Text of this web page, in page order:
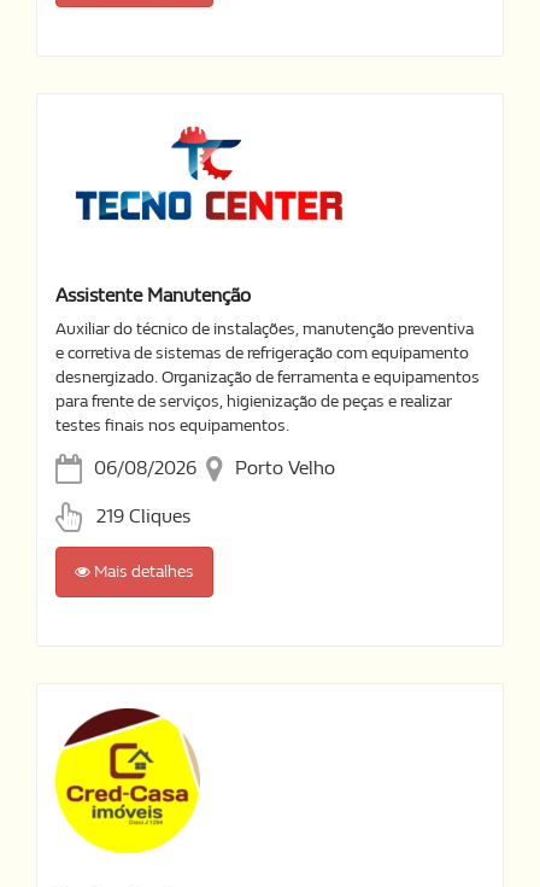
Assistente Manutenção
Auxiliar do técnico de instalações, manutenção preventiva
e corretiva de sistemas de refrigeração com equipamento
desnergizado. Organização de ferramenta e equipamentos
para frente de serviços, higienização de peças e realizar
testes finais nos equipamentos.
06/08/2026 Porto Velho
219 Cliques
Mais detalhes